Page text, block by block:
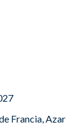
Francia, Azar